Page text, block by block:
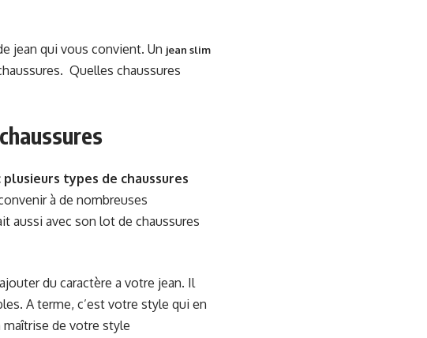
jean qui vous convient. Un jean slim
Quelles chaussures
types de chaussures
à de nombreuses
aussi avec son lot de chaussures
du caractère a votre jean. Il
A terme, c’est votre style qui en
maîtrise de votre style